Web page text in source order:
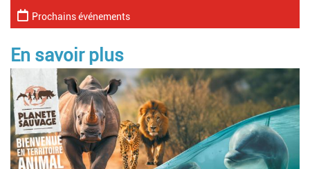
Prochains événements
En savoir plus